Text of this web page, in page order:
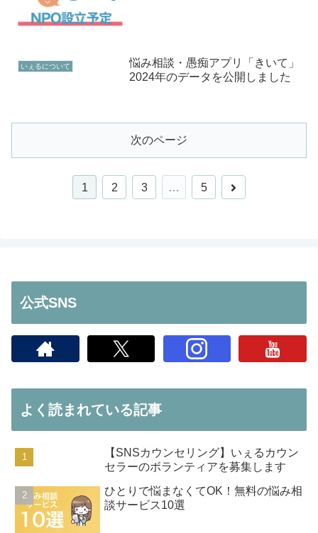
いぇるについて
悩み相談・愚痴アプリ「きいて」
2024年のデータを公開しました
次のページ
1 2 3 … 5
次
公式SNS
よく読まれている記事
【SNSカウンセリング】いぇるカウン
セラーのボランティアを募集します
ひとりで悩まなくてOK！無料の悩み相
談サービス10選